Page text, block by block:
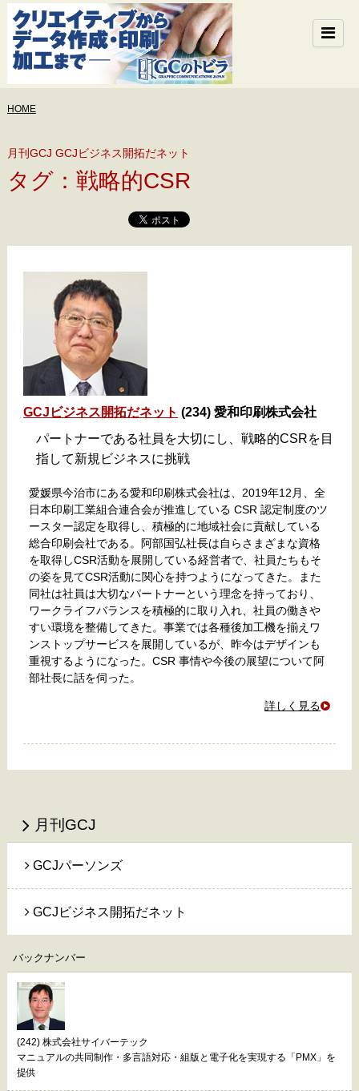
HOME
月刊GCJ GCJビジネス開拓だネット
タグ：戦略的CSR
GCJビジネス開拓だネット (234) 愛和印刷株式会社
パートナーである社員を大切にし、戦略的CSRを目
指して新規ビジネスに挑戦
愛媛県今治市にある愛和印刷株式会社は、2019年12月、全
日本印刷工業組合連合会が推進している CSR 認定制度のツ
ースター認定を取得し、積極的に地域社会に貢献している
総合印刷会社である。阿部国弘社長は自らさまざまな資格
を取得しCSR活動を展開している経営者で、社員たちもそ
の姿を見てCSR活動に関心を持つようになってきた。また
同社は社員は大切なパートナーという理念を持っており、
ワークライフバランスを積極的に取り入れ、社員の働きや
すい環境を整備してきた。事業では各種後加工機を揃えワ
ンストップサービスを展開しているが、昨今はデザインも
重視するようになった。CSR 事情や今後の展望について阿
部社長に話を伺った。
詳しく見る
月刊GCJ
GCJパーソンズ
GCJビジネス開拓だネット
バックナンバー
(242) 株式会社サイバーテック
マニュアルの共同制作・多言語対応・組版と電子化を実現する「PMX」を
提供